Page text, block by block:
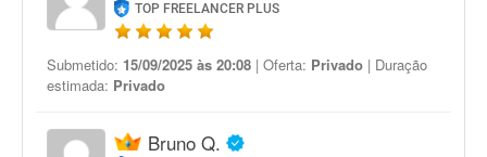
TOP FREELANCER PLUS
Submetido: 15/09/2025 às 20:08 | Oferta: Privado | Duração
estimada: Privado
Bruno Q.